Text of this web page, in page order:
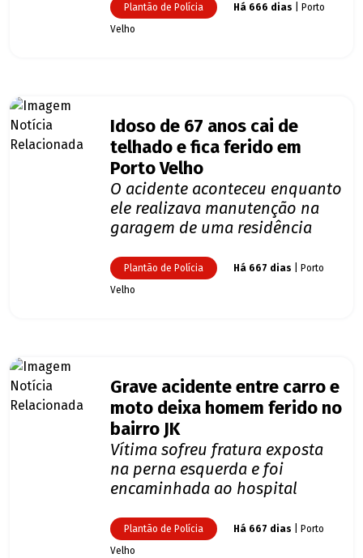
Plantão de Polícia Há 666 dias | Porto
Velho
Idoso de 67 anos cai de
telhado e fica ferido em
Porto Velho
O acidente aconteceu enquanto
ele realizava manutenção na
garagem de uma residência
Plantão de Polícia Há 667 dias | Porto
Velho
Grave acidente entre carro e
moto deixa homem ferido no
bairro JK
Vítima sofreu fratura exposta
na perna esquerda e foi
encaminhada ao hospital
Plantão de Polícia Há 667 dias | Porto
Velho